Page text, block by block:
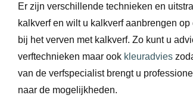
Er zijn verschillende technieken en
kalkverf en wilt u kalkverf aanbrengen
bij het verven met kalkverf. Zo kunt u
verftechnieken maar ook kleuradvies
van de verfspecialist brengt u
naar de mogelijkheden.